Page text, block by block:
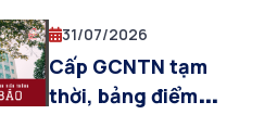
31/07/2026
Cấp GCNTN tạm
thời, bảng điểm